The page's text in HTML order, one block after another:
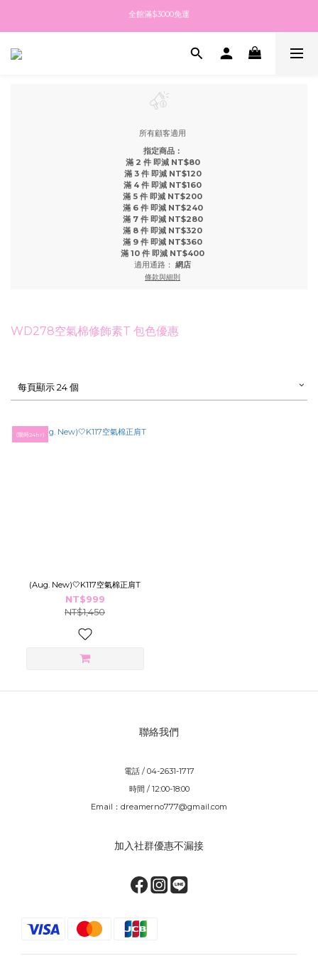
全館滿$3000免運
全館滿$3000免運
全館滿$3000免運
所有顧客適用
指定商品：
滿 2 件 即減 NT$80
滿 3 件 即減 NT$120
滿 4 件 即減 NT$160
滿 5 件 即減 NT$200
滿 6 件 即減 NT$240
滿 7 件 即減 NT$280
滿 8 件 即減 NT$320
滿 9 件 即減 NT$360
滿 10 件 即減 NT$400
適用通路： 網店
條款與細則
WD278空氣棉修飾素T 包色優惠
每頁顯示 24 個
(限時24hr)
(Aug. New)🤍K117空氣棉正肩T
NT$999
NT$1,450
聯絡我們
電話 / 04-2631-1717
時間 / 12:00-18:00
Email：dreamerno777@gmail.com
加入社群優惠不漏接